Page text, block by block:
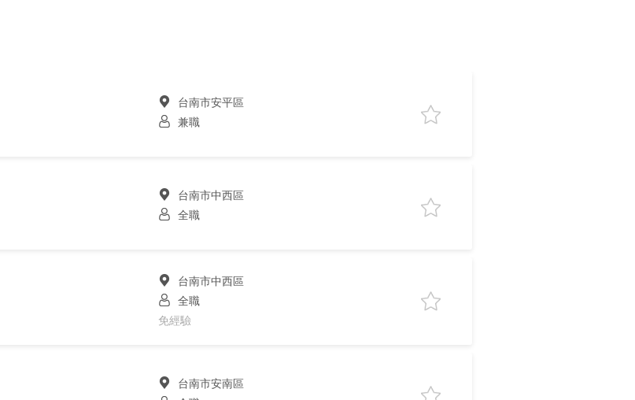
台南市安平區
兼職
台南市中西區
全職
台南市中西區
全職
免經驗
台南市安南區